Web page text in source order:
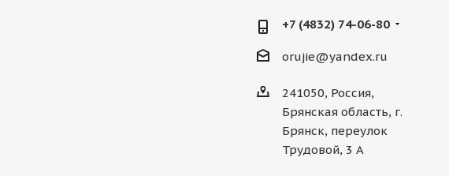
+7 (4832) 74-06-80
orujie@yandex.ru
241050, Россия,
Брянская область, г.
Брянск, переулок
Трудовой, 3 А